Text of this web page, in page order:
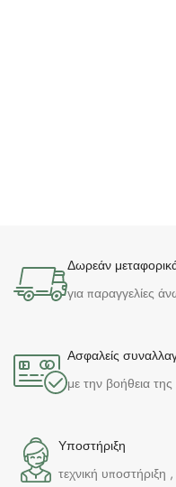
Δωρεάν
για παραγγελίες
Ασφαλείς
με την βοήθεια
Υποστήριξη
τεχνική